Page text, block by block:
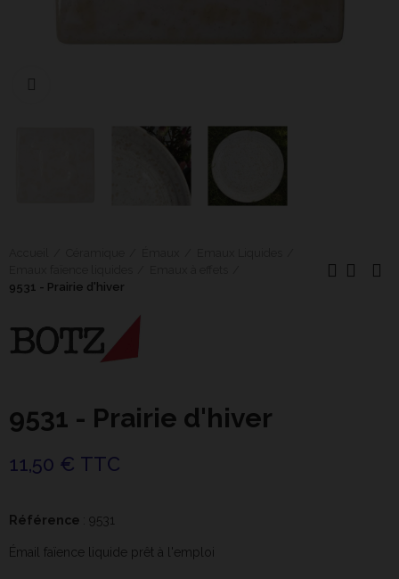
9531 - Prairie d'hiver
9531 - Prairie d'hiver
11,50 € TTC
Référence : 9531
Émail faïence liquide prêt à l'emploi